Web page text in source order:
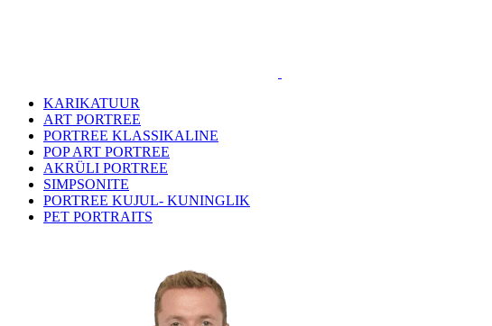
KARIKATUUR
ART PORTREE
PORTREE KLASSIKALINE
POP ART PORTREE
AKRÜLI PORTREE
SIMPSONITE
PORTREE KUJUL- KUNINGLIK
PET PORTRAITS